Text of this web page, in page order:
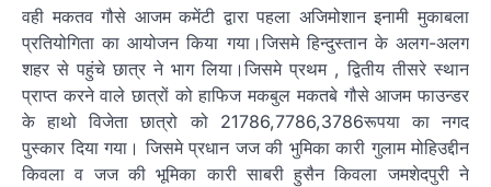
वही मकतव गौसे आजम कमेंटी द्वारा पहला अजिमोशान इनामी मुकाबला
प्रतियोगिता का आयोजन किया गया।जिसमे हिन्दुस्तान के अलग-अलग
शहर से पहुंचे छात्र ने भाग लिया।जिसमे प्रथम , द्वितीय तीसरे स्थान
प्राप्त करने वाले छात्रों को हाफिज मकबुल मकतबे गौसे आजम फाउन्डर
के हाथो विजेता छात्रो को 21786,7786,3786रूपया का नगद
पुस्कार दिया गया। जिसमे प्रधान जज की भुमिका कारी गुलाम मोहिउद्दीन
किवला व जज की भूमिका कारी साबरी हुसैन किवला जमशेदपुरी ने